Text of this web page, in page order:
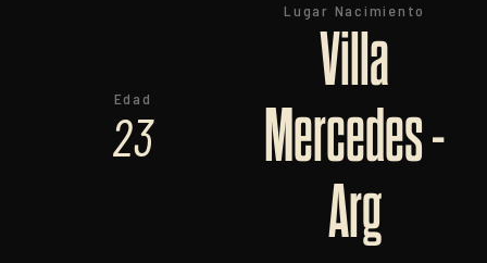
Edad
23
Lugar Nacimiento
Villa
Mercedes -
Arg